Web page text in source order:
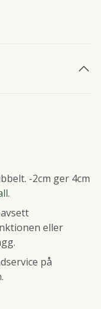
-2cm ger 4cm
.
eller
på